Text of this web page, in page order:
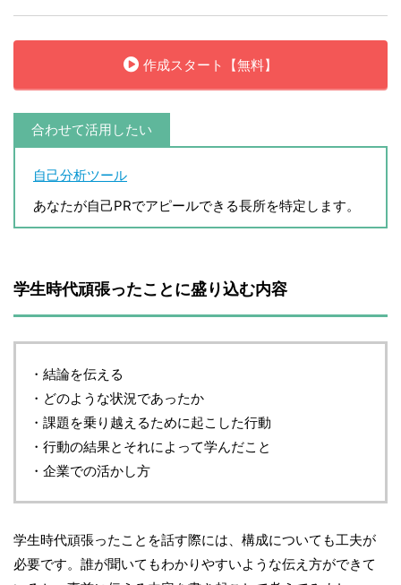
作成スタート【無料】
合わせて活用したい
自己分析ツール
あなたが自己PRでアピールできる長所を特定します。
学生時代頑張ったことに盛り込む内容
・結論を伝える
・どのような状況であったか
・課題を乗り越えるために起こした行動
・行動の結果とそれによって学んだこと
・企業での活かし方
学生時代頑張ったことを話す際には、構成についても工夫が
必要です。誰が聞いてもわかりやすいような伝え方ができて